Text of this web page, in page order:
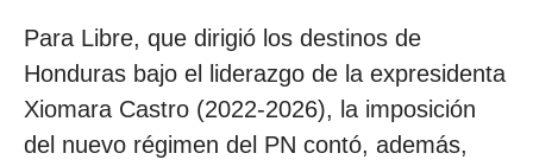
Para Libre, que dirigió los destinos de
Honduras bajo el liderazgo de la expresidenta
Xiomara Castro (2022-2026), la imposición
del nuevo régimen del PN contó, además,